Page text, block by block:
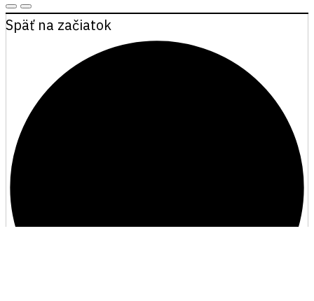
Späť na začiatok